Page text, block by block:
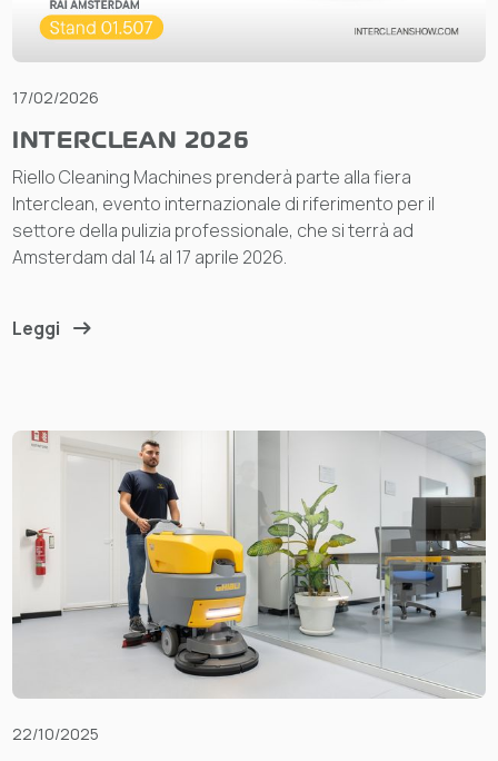
17/02/2026
INTERCLEAN 2026
Riello Cleaning Machines prenderà parte alla fiera
Interclean, evento internazionale di riferimento per il
settore della pulizia professionale, che si terrà ad
Amsterdam dal 14 al 17 aprile 2026.
Leggi
22/10/2025